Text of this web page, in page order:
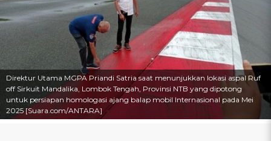
Direktur Utama MGPA Priandi Satria saat menunjukkan lokasi aspal Ruf
off Sirkuit Mandalika, Lombok Tengah, Provinsi NTB yang dipotong
untuk persiapan homologasi ajang balap mobil Internasional pada Mei
2025 [Suara.com/ANTARA]